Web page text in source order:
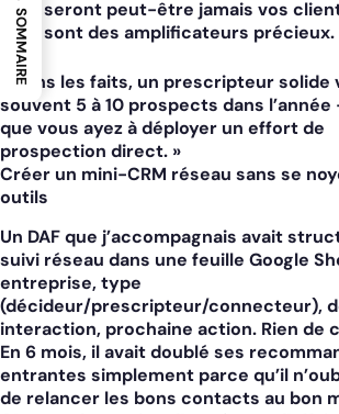
seront peut-être jamais vos
sont des amplificateurs précieux.
« Dans les faits, un prescripteur solide
souvent 5 à 10 prospects dans
que vous ayez à déployer un effort de
prospection direct. »
Créer un mini-CRM réseau sans se
outils
Un DAF que j’accompagnais avait
suivi réseau dans une feuille Google
entreprise, type
(décideur/prescripteur/connecteur),
interaction, prochaine action. Rien de
En 6 mois, il avait doublé ses
entrantes simplement parce qu’il
de relancer les bons contacts au bon
SOMMAIRE